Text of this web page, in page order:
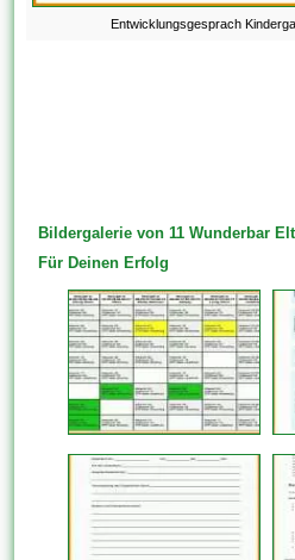
Entwicklungsgesprach
Bildergalerie von 11 Wunderbar
Für Deinen Erfolg